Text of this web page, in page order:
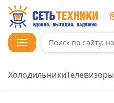
ХолодильникиТелевизоры